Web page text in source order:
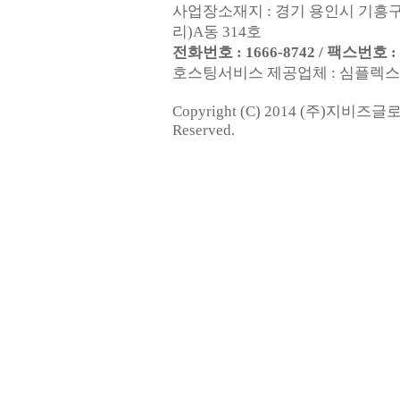
사업장소재지 : 경기 용인시 기흥
리)A동 314호
전화번호 : 1666-8742 / 팩스번호 :
호스팅서비스 제공업체 : 심플렉
Copyright (C) 2014 (주)지비즈글
Reserved.